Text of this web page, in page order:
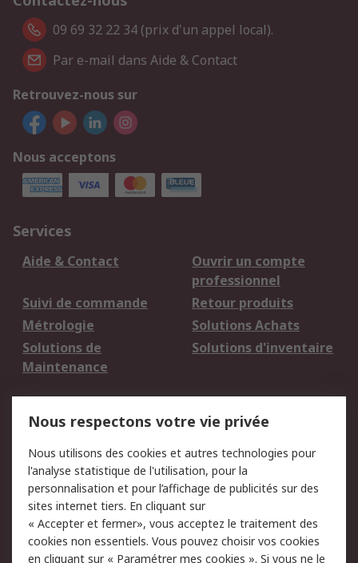
09 69 32 22 34 (prix d'un appel local).
Par e-mail dans Aide & Contact
Retrouvez-nous sur
Nous acceptons
Services
Aide & Contact
Ouvrir un compte
professionnel
Suivi de commande
Retour produits
Métrologie
Solutions Achats
Solutions de
Maintenance
Solutions d'inventaire
du site
Politique de protection
des données - Mise à
jour
Sécurité des E-mails
Conditions générales
de vente
Politique anti-
corruption
Nous respectons votre vie privée
Nous utilisons des cookies et autres technologies pour
l'analyse statistique de l'utilisation, pour la
personnalisation et pour l’affichage de publicités sur des
sites internet tiers. En cliquant sur
« Accepter et fermer», vous acceptez le traitement des
cookies non essentiels. Vous pouvez choisir vos cookies
en cliquant sur « Paramétrer mes cookies ». Si vous ne le